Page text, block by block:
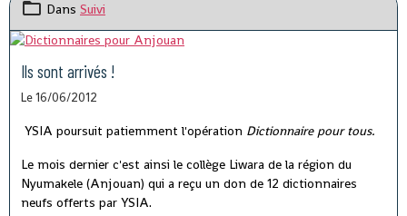
Dans Suivi
Ils sont arrivés !
Le 16/06/2012
YSIA poursuit patiemment l'opération Dictionnaire pour tous.
Le mois dernier c'est ainsi le collège Liwara de la région du
Nyumakele (Anjouan) qui a reçu un don de 12 dictionnaires
neufs offerts par YSIA.